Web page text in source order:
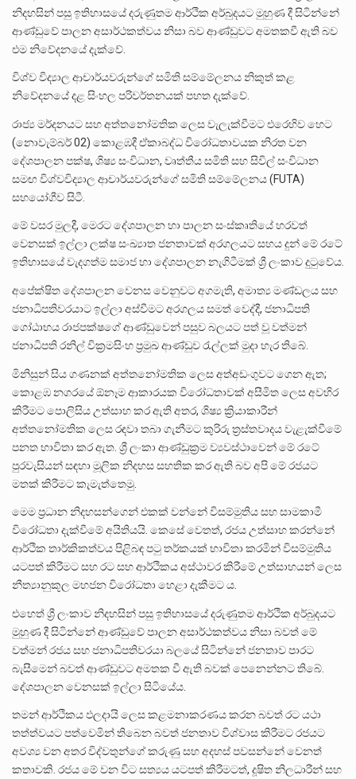
නිදහසින් පසු ඉතිහාසයේ දරුණුතම ආර්ථික අර්බුදයට මුහුණ දී සිටින්නේ
ආණ්ඩුවේ පාලන අසාර්ථකත්වය නිසා බව ආණ්ඩුවට අමතකවී ඇති බව
එම නිවේදනයේ දැක්වේ.
විශ්ව විද්‍යාල ආචාර්යවරුන්ගේ සමිති සම්මේලනය නිකුත් කළ
නිවේදනයේ දළ සිංහල පරිවර්තනයක් පහත දැක්වේ.
රාජ්‍ය මර්දනයට සහ අත්තනෝමතික ලෙස වැලැක්වීමට එරෙහිව හෙට
(නොවැම්බර් 02) කොළඹදී ඒකාබද්ධ විරෝධතාවයක නිරත වන
දේශපාලන පක්ෂ, ශිෂ්‍ය සංවිධාන, වෘත්තීය සමිති සහ සිවිල් සංවිධාන
සමඟ විශ්වවිද්‍යාල ආචාර්යවරුන්ගේ සමිති සම්මේලනය (FUTA)
සහයෝගීව සිටී.
මේ වසර මුලදී, මෙරට දේශපාලන හා පාලන සංස්කෘතියේ හරවත්
වෙනසක් ඉල්ලා ලක්ෂ සංඛ්‍යාත ජනතාවක් අරගලයට සහය දුන් මේ රටේ
ඉතිහාසයේ වැදගත්ම සමාජ හා දේශපාලන නැගිටීමක් ශ්‍රී ලංකාව දුටුවේය.
අපේක්ෂිත දේශපාලන වෙනස වෙනුවට අගමැති, අමාත්‍ය මණ්ඩලය සහ
ජනාධිපතිවරයාට ඉල්ලා අස්වීමට අරගලය සමත් වෙද්දී, ජනාධිපති
ගෝඨාභය රාජපක්ෂගේ ආණ්ඩුවෙන් පසුව බලයට පත් වූ වත්මන්
ජනාධිපති රනිල් වික්‍රමසිංහ ප්‍රමුඛ ආණ්ඩුව රැල්ලක් මුදා හැර තිබේ.
මිනිසුන් සිය ගණනක් අත්තනෝමතික ලෙස අත්අඩංගුවට ගෙන ඇත;
කොළඹ නගරයේ ඕනෑම ආකාරයක විරෝධතාවක් අසීමිත ලෙස අවහිර
කිරීමට පොලිසිය උත්සාහ කර ඇති අතර, ශිෂ්‍ය ක්‍රියාකාරීන්
අත්තනෝමතික ලෙස රඳවා තබා ගැනීමට කුරිරු ත්‍රස්තවාදය වැළැක්වීමේ
පනත භාවිතා කර ඇත. ශ්‍රී ලංකා ආණ්ඩුක්‍රම ව්‍යවස්ථාවෙන් මේ රටේ
පුරවැසියන් සඳහා මූලික නිදහස සහතික කර ඇති බව අපි මේ රජයට
මතක් කිරීමට කැමැත්තෙමු.
මෙම ප්‍රධාන නිදහසන්ගෙන් එකක් වන්නේ විසම්මුතිය සහ සාමකාමී
විරෝධතා දැක්වීමේ අයිතියයි. කෙසේ වෙතත්, රජය උත්සාහ කරන්නේ
ආර්ථික තාර්කිකත්වය පිළිබඳ පටු තර්කයක් භාවිතා කරමින් විසම්මුතිය
යටපත් කිරීමට සහ රට සහ ආර්ථිකය අස්ථාවර කිරීමේ උත්සාහයන් ලෙස
නීත්‍යානුකූල මහජන විරෝධතා හෙළා දැකීමට ය.
එහෙත් ශ්‍රී ලංකාව නිදහසින් පසු ඉතිහාසයේ දරුණුතම ආර්ථික අර්බුදයට
මුහුණ දී සිටින්නේ ආණ්ඩුවේ පාලන අසාර්ථකත්වය නිසා බවත් මේ
වත්මන් රජය සහ ජනාධිපතිවරයා බලයේ සිටින්නේ ජනතාව පාරට
බැසීමෙන් බවත් ආණ්ඩුවට අමතක වී ඇති බවක් පෙනෙන්නට තිබේ.
දේශපාලන වෙනසක් ඉල්ලා සිටියේය.
තමන් ආර්ථිකය ඵලදායි ලෙස කළමනාකරණය කරන බවත් රට යථා
තත්ත්වයට පත්වෙමින් තිබෙන බවත් ජනතාව විශ්වාස කිරීමට රජයට
අවශ්‍ය වන අතර විද්වතුන්ගේ කරුණු සහ අදහස් පවසන්නේ වෙනත්
කතාවකි. රජය මේ වන විට සත්‍යය යටපත් කිරීමටත්, දූෂිත නිලධාරීන් සහ